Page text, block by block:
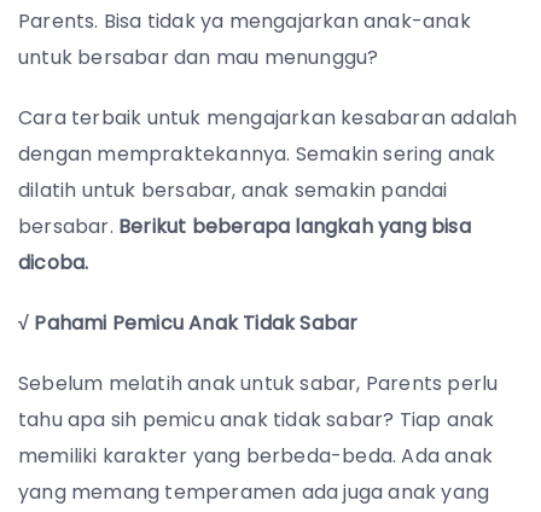
Parents. Bisa tidak ya mengajarkan anak-anak
untuk bersabar dan mau menunggu?
Cara terbaik untuk mengajarkan kesabaran adalah
dengan mempraktekannya. Semakin sering anak
dilatih untuk bersabar, anak semakin pandai
bersabar. Berikut beberapa langkah yang bisa
dicoba.
√ Pahami Pemicu Anak Tidak Sabar
Sebelum melatih anak untuk sabar, Parents perlu
tahu apa sih pemicu anak tidak sabar? Tiap anak
memiliki karakter yang berbeda-beda. Ada anak
yang memang temperamen ada juga anak yang